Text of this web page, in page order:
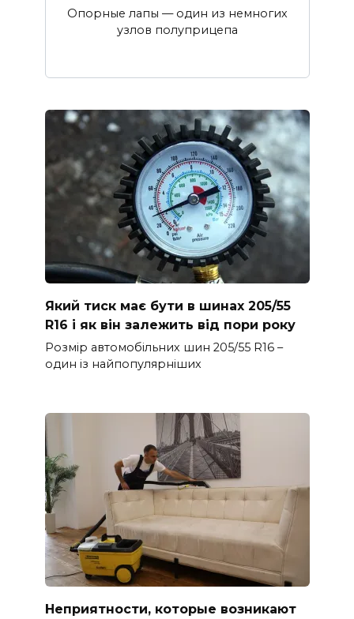
Опорные лапы — один из немногих
узлов полуприцепа
Який тиск має бути в шинах 205/55
R16 і як він залежить від пори року
Розмір автомобільних шин 205/55 R16 –
один із найпопулярніших
Неприятности, которые возникают